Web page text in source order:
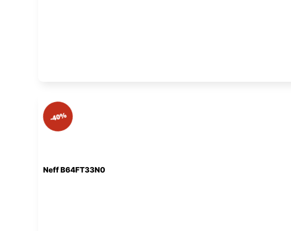
Neff B64FT33N0
-40%